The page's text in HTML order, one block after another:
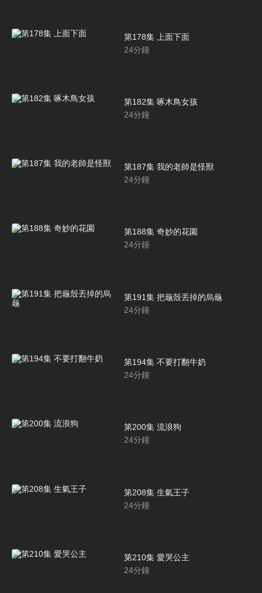
第178集 上面下面
24分鐘
第182集 啄木鳥女孩
24分鐘
第187集 我的老師是怪獸
24分鐘
第188集 奇妙的花園
24分鐘
第191集 把龜殼丟掉的烏龜
24分鐘
第194集 不要打翻牛奶
24分鐘
第200集 流浪狗
24分鐘
第208集 生氣王子
24分鐘
第210集 愛哭公主
24分鐘